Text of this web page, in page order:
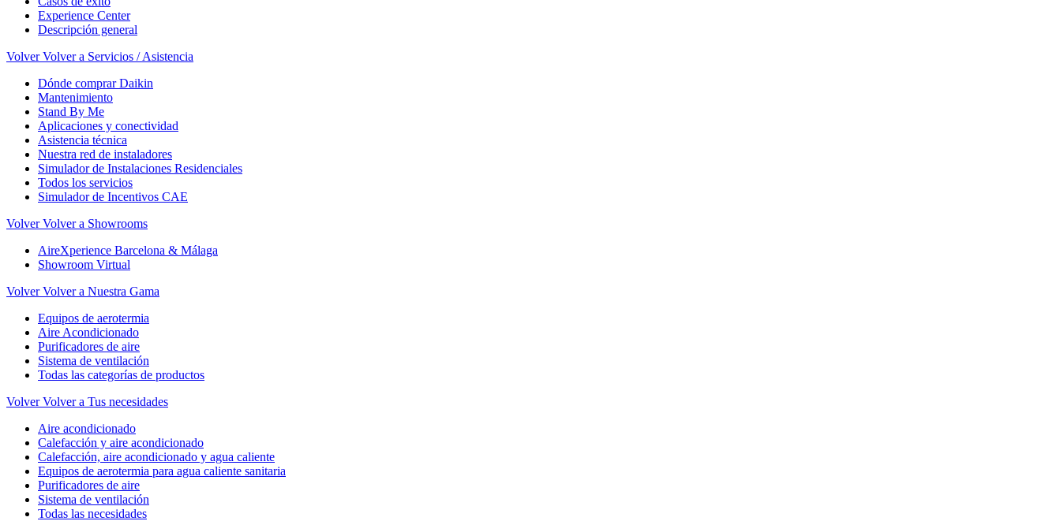
Experience Center
Descripción general
Volver Volver a Servicios / Asistencia
Dónde comprar Daikin
Mantenimiento
Stand By Me
Aplicaciones y conectividad
Asistencia técnica
Nuestra red de instaladores
Simulador de Instalaciones Residenciales
Todos los servicios
Simulador de Incentivos CAE
Volver Volver a Showrooms
AireXperience Barcelona & Málaga
Showroom Virtual
Volver Volver a Nuestra Gama
Equipos de aerotermia
Aire Acondicionado
Purificadores de aire
Sistema de ventilación
Todas las categorías de productos
Volver Volver a Tus necesidades
Aire acondicionado
Calefacción y aire acondicionado
Calefacción, aire acondicionado y agua caliente
Equipos de aerotermia para agua caliente sanitaria
Purificadores de aire
Sistema de ventilación
Todas las necesidades